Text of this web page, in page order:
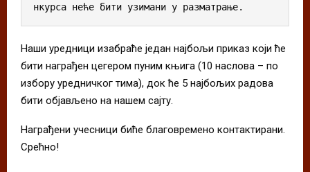
нкурса неће бити узимани у разматрање.
Наши уредници изабраће један најбољи приказ који ће
бити награђен цегером пуним књига (10 наслова – по
избору уредничког тима), док ће 5 најбољих радова
бити објављено на нашем сајту.
Награђени учесници биће благовремено контактирани.
Срећно!